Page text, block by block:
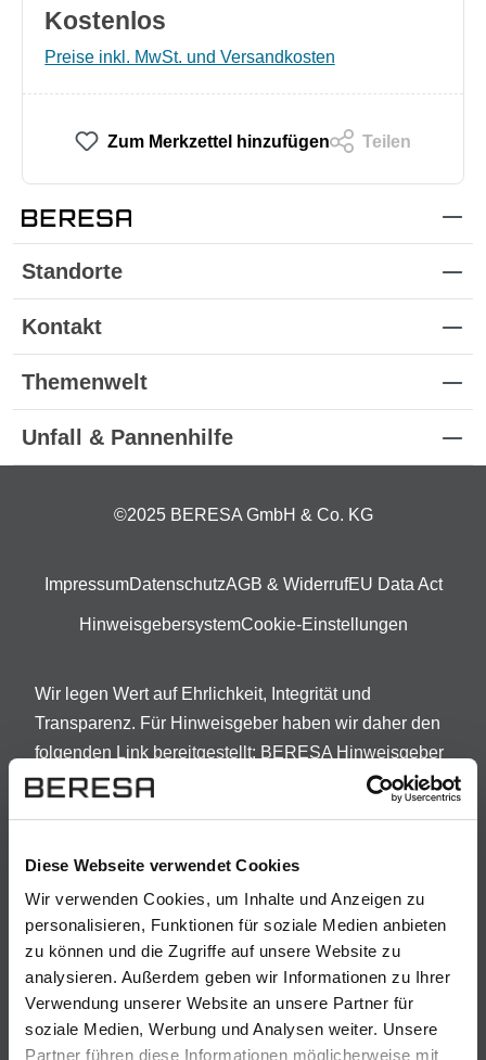
Diese Webseite verwendet Cookies
Wir verwenden Cookies, um Inhalte und Anzeigen zu
personalisieren, Funktionen für soziale Medien anbieten
zu können und die Zugriffe auf unsere Website zu
analysieren. Außerdem geben wir Informationen zu Ihrer
Verwendung unserer Website an unsere Partner für
soziale Medien, Werbung und Analysen weiter. Unsere
Partner führen diese Informationen möglicherweise mit
Kostenlos
Preise inkl. MwSt. und Versandkosten
Zum Merkzettel hinzufügen Teilen
Standorte
Kontakt
Themenwelt
Unfall & Pannenhilfe
©2025 BERESA GmbH & Co. KG
ImpressumDatenschutzAGB & WiderrufEU Data Act
HinweisgebersystemCookie-Einstellungen
Wir legen Wert auf Ehrlichkeit, Integrität und
Transparenz. Für Hinweisgeber haben wir daher den
folgenden Link bereitgestellt: BERESA Hinweisgeber
Die Bilder sind teilweise beispielhaft.
Fahrzeugmodell und -ausstattung sowie Irrtümer und
ADarlehensgeber: Openbank Deutschland AG ,
Santander-Platz 1, 41061 Mönchengladbach.
Vorstehende Angaben stellen zugleich das 2/3-
Beispiel nach § 17 Abs. 4 PAngV dar. Bonität
vorausgesetzt. Die Vorab-Kreditwürdigkeitsprüfung ist